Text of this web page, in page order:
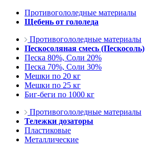
Противогололедные материалы
Щебень от гололеда
Противогололедные материалы
Пескосоляная смесь (Пескосоль)
Песка 80%, Соли 20%
Песка 70%, Соли 30%
Мешки по 20 кг
Мешки по 25 кг
Биг-беги по 1000 кг
Противогололедные материалы
Тележки дозаторы
Пластиковые
Металлические